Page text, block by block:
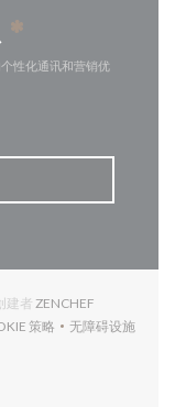
*
性化通讯和营销优
建者 ZENCHEF((在新窗口中
))
策略
((在新窗口中打开))
无障碍设施
((在新窗口